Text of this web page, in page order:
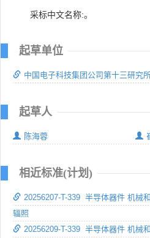
采标中文名称:。
起草单位
中国电子科技集团公司第十三研究
起草人
陈海蓉
相近标准(计划)
20256207-T-339 半导体器件 机械
辐照
20256209-T-339 半导体器件 机械